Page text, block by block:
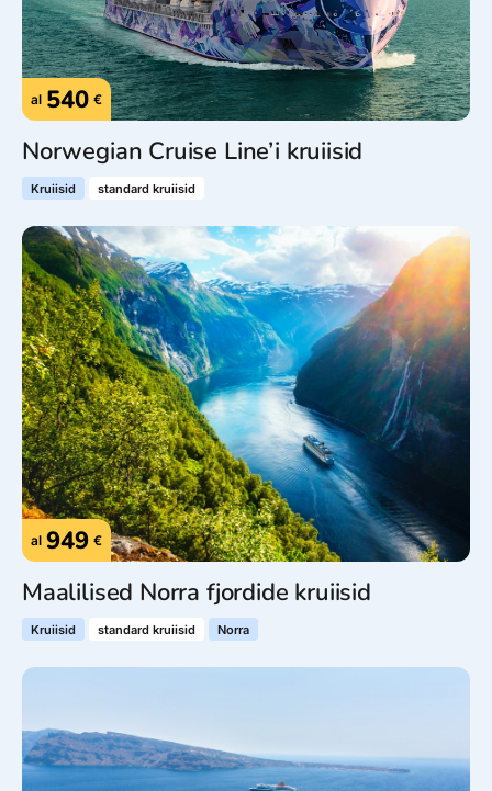
al 540 €
Norwegian Cruise Line’i kruiisid
Kruiisid standard kruiisid
al 949 €
Maalilised Norra fjordide kruiisid
Kruiisid standard kruiisid Norra